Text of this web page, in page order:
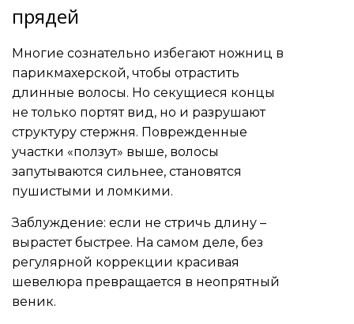
прядей
Многие сознательно избегают ножниц в
парикмахерской, чтобы отрастить
длинные волосы. Но секущиеся концы
не только портят вид, но и разрушают
структуру стержня. Поврежденные
участки «ползут» выше, волосы
запутываются сильнее, становятся
пушистыми и ломкими.
Заблуждение: если не стричь длину –
вырастет быстрее. На самом деле, без
регулярной коррекции красивая
шевелюра превращается в неопрятный
веник.